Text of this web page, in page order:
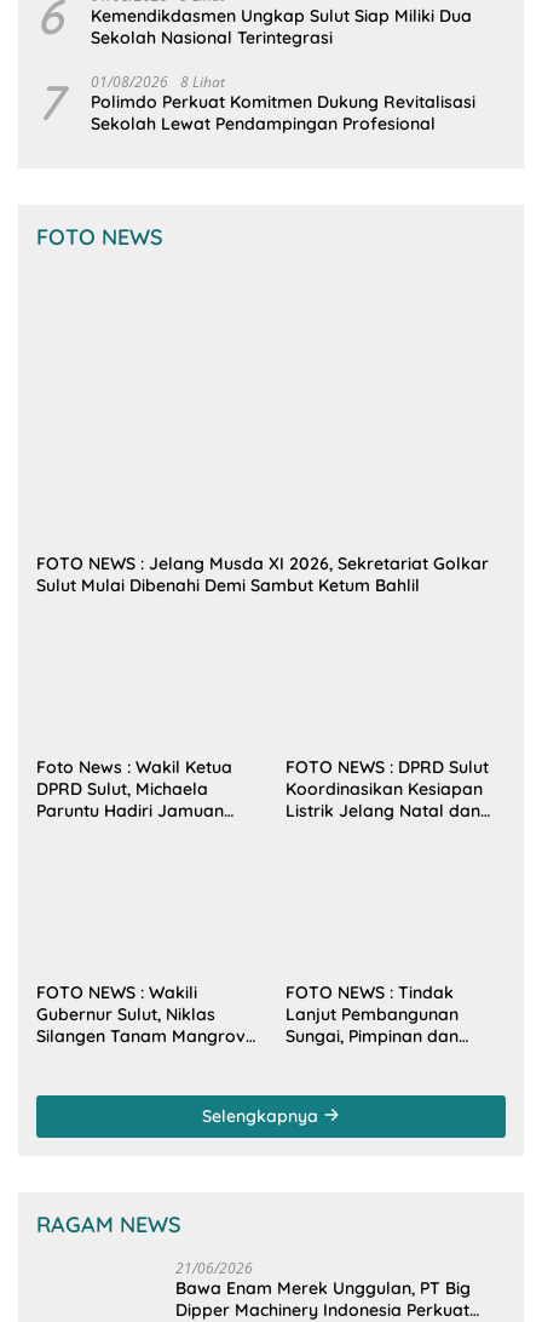
6
Kemendikdasmen Ungkap Sulut Siap Miliki Dua
Sekolah Nasional Terintegrasi
7 01/08/2026 8 Lihat
Polimdo Perkuat Komitmen Dukung Revitalisasi
Sekolah Lewat Pendampingan Profesional
FOTO NEWS
FOTO NEWS : Jelang Musda XI 2026, Sekretariat Golkar
Sulut Mulai Dibenahi Demi Sambut Ketum Bahlil
Foto News : Wakil Ketua
DPRD Sulut, Michaela
Paruntu Hadiri Jamuan
FOTO NEWS : DPRD Sulut
Koordinasikan Kesiapan
Listrik Jelang Natal dan
FOTO NEWS : Wakili
Gubernur Sulut, Niklas
Silangen Tanam Mangrove
FOTO NEWS : Tindak
Lanjut Pembangunan
Sungai, Pimpinan dan
Kementerian PU-RI
Selengkapnya
RAGAM NEWS
21/06/2026
Bawa Enam Merek Unggulan, PT Big
Dipper Machinery Indonesia Perkuat